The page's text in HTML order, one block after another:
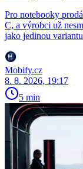
Pro notebooky
C, a výrobci už
jako jedinou
Mobify.cz
8. 8. 2026, 19:17
5 min